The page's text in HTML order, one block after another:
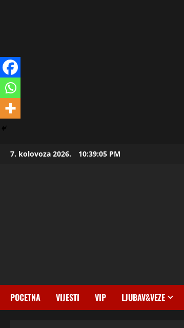
Skip7. kolovoza 2026. 10:39:06 PM
POCETNA VIJESTI VIP LJUBAV&VEZE